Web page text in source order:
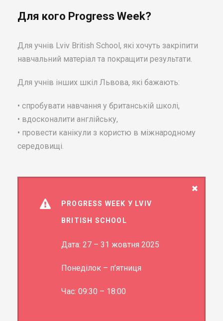
Для кого Progress Week?
Для учнів Lviv British School, які хочуть закріпити
навчальний матеріал та покращити результати.
Для учнів інших шкіл Львова, які бажають:
• спробувати навчання у британській школі,
• вдосконалити англійську,
• провести канікули з користю в міжнародному
середовищі.
PROGRESS WEEK У LVIV
BRITISH SCHOOL
Дата: 27 – 31 жовтня 2025
Понеділок – п’ятниця
Час: 09:30 – 18:00